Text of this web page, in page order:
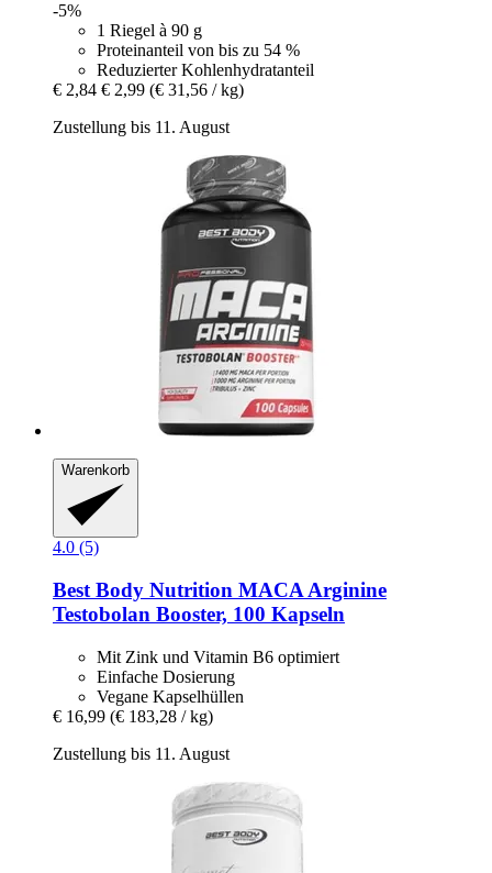
-5%
1 Riegel à 90 g
Proteinanteil von bis zu 54 %
Reduzierter Kohlenhydratanteil
€ 2,84 € 2,99 (€ 31,56 / kg)
Zustellung bis 11. August
Warenkorb
4.0 (5)
Best Body Nutrition MACA Arginine
Testobolan Booster, 100 Kapseln
Mit Zink und Vitamin B6 optimiert
Einfache Dosierung
Vegane Kapselhüllen
€ 16,99 (€ 183,28 / kg)
Zustellung bis 11. August